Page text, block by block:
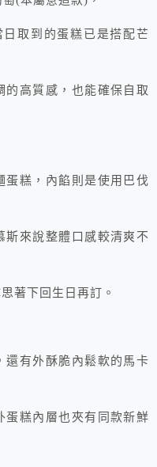
取到的蛋糕已是搭配芒
的高質感，也能確保自取
蛋糕，內餡則是使用巴伐
斯來說整體口感較清爽不
著下回生日再訂。
還有外酥脆內鬆軟的馬卡
蛋糕內層也夾有同款新鮮